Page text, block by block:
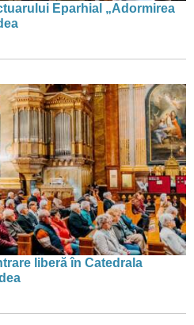
Eparhial „Adormirea
liberă în Catedrala